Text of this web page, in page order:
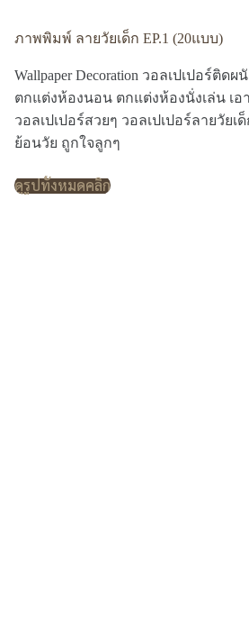
ภาพพิมพ์ ลายวัยเด็ก EP.1 (20แบบ)
Wallpaper Decoration วอลเปเปอร์ติด
ตกแต่งห้องนอน ตกแต่งห้องนั่งเล่น เอ
วอลเปเปอร์สวยๆ วอลเปเปอร์ลายวัย
ย้อนวัย ถูกใจลูกๆ
ดูรูปทั้งหมดคลิก